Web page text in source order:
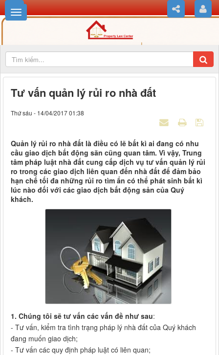
Tư vấn quản lý rủi ro nhà đất
Thứ sáu - 14/04/2017 01:38
Quản lý rủi ro nhà đất là điều có lẽ bất kì ai đang có nhu
cầu giao dịch bất động sãn cũng quan tâm. Vì vậy, Trung
tâm pháp luật nhà đất cung cấp dịch vụ tư vấn quản lý rủi
ro trong các giao dịch liên quan đến nhà đất để đảm bảo
hạn chế tối đa những rủi ro tìm ẩn có thể phát sinh bất kì
lúc nào đối với các giao dịch bất động sản của Quý
khách.
1. Chúng tôi sẽ tư vấn các vấn đề như sau:
- Tư vấn, kiểm tra tình trạng pháp lý nhà đất của Quý khách
đang muốn giao dịch;
- Tư vấn các quy định pháp luật có liên quan;